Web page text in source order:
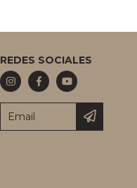
REDES SOCIALES